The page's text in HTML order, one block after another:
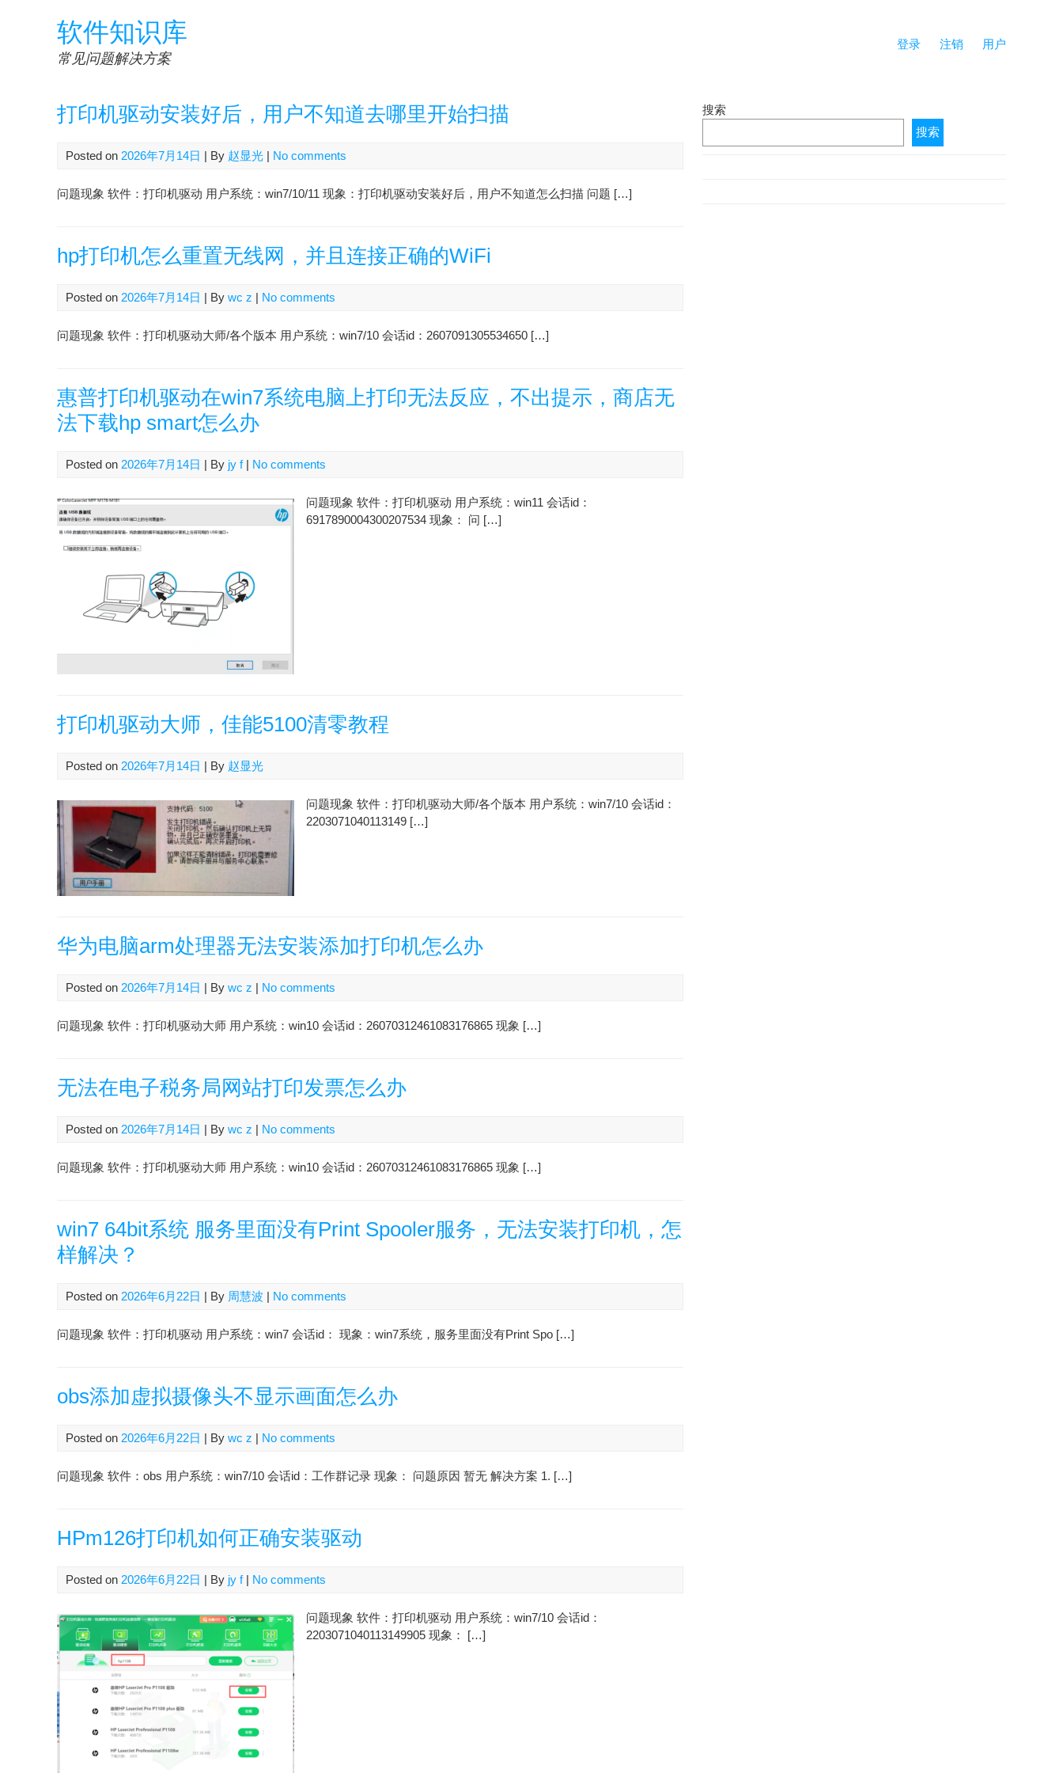
软件知识库
常见问题解决方案
登录 注销 用户
打印机驱动安装好后，用户不知道去哪里开始扫描
Posted on 2026年7月14日 | By 赵显光 | No comments
问题现象 软件：打印机驱动 用户系统：win7/10/11 现象：打印机驱动安装好后，用户不知道怎么扫描 问题 […]
hp打印机怎么重置无线网，并且连接正确的WiFi
Posted on 2026年7月14日 | By wc z | No comments
问题现象 软件：打印机驱动大师/各个版本 用户系统：win7/10 会话id：2607091305534650 […]
惠普打印机驱动在win7系统电脑上打印无法反应，不出提示，商店无
法下载hp smart怎么办
Posted on 2026年7月14日 | By jy f| No comments
问题现象 软件：打印机驱动 用户系统：win11 会话id：
6917890004300207534 现象： 问 […]
打印机驱动大师，佳能5100清零教程
Posted on 2026年7月14日 | By 赵显光
问题现象 软件：打印机驱动大师/各个版本 用户系统：win7/10 会话id：
2203071040113149 […]
华为电脑arm处理器无法安装添加打印机怎么办
Posted on 2026年7月14日 | By wc z | No comments
问题现象 软件：打印机驱动大师 用户系统：win10 会话id：26070312461083176865 现象 […]
无法在电子税务局网站打印发票怎么办
Posted on 2026年7月14日 | By wc z | No comments
问题现象 软件：打印机驱动大师 用户系统：win10 会话id：26070312461083176865 现象 […]
win7 64bit系统 服务里面没有Print Spooler服务，无法安装打印机，怎
样解决？
Posted on 2026年6月22日 | By 周慧波 | No comments
问题现象 软件：打印机驱动 用户系统：win7 会话id： 现象：win7系统，服务里面没有Print Spo […]
obs添加虚拟摄像头不显示画面怎么办
Posted on 2026年6月22日 | By wc z | No comments
问题现象 软件：obs 用户系统：win7/10 会话id：工作群记录 现象： 问题原因 暂无 解决方案 1. […]
HPm126打印机如何正确安装驱动
Posted on 2026年6月22日 | By jy f| No comments
问题现象 软件：打印机驱动 用户系统：win7/10 会话id：
2203071040113149905 现象： […]
搜索
搜索